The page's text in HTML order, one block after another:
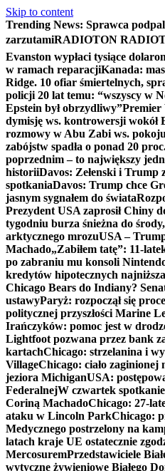
Skip to content
Trending News: Sprawca
zarzutamiRADIOTON
Evanston wypłaci tysiące
w ramach reparacjiKanada:
Ridge. 10 ofiar śmiertelnych,
policji 20 lat temu: “wszyscy w
Epstein był obrzydliwy”Premier
dymisję ws. kontrowersji wokół
rozmowy w Abu Zabi ws.
zabójstw spadła o ponad 20
poprzednim – to największy
historiiDavos: Zełenski i Trump
spotkaniaDavos: Trump chce
jasnym sygnałem do świata
Prezydent USA zaprosił Chiny
tygodniu burza śnieżna do
arktycznego mrozuUSA –
Machado„Zabiłem tatę”: 11-
po zabraniu mu konsoli
kredytów hipotecznych
Chicago Bears do Indiany?
ustawyParyż: rozpoczął się
politycznej przyszłości Marine
Irańczyków: pomoc jest w
Lightfoot pozwana przez bank
kartachChicago: strzelanina i
VillageChicago: ciało zaginionej
jeziora MichiganUSA:
FederalnejW czwartek
Coriną MachadoChicago: 27-
ataku w Lincoln ParkChicago:
Medycznego postrzelony na
latach kraje UE ostatecznie
MercosuremPrzedstawiciele
wytyczne żywieniowe Białego